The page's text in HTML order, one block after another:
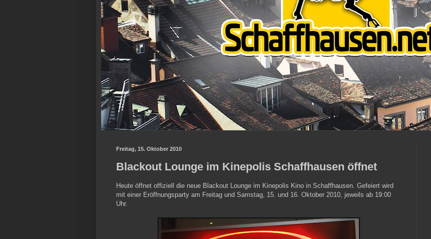
Freitag, 15. Oktober 2010
Blackout Lounge im Kinepolis Schaffhausen öffnet
Heute öffnet offiziell die neue Blackout Lounge im Kinepolis Kino in Schaffhausen. Gefeiert wird
mit einer Eröffnungsparty am Freitag und Samstag, 15. und 16. Oktober 2010, jeweils ab 19:00
Uhr.